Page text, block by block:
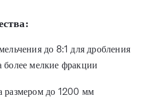
до 8:1 для дробления
мелкие фракции
размером до 1200 мм